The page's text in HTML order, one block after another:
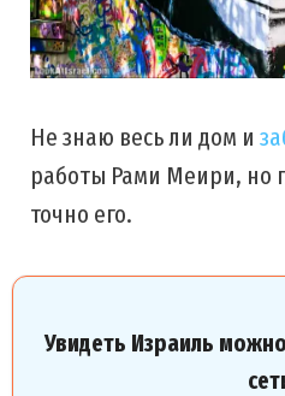
Не знаю весь ли дом и
работы Рами Меири, но
точно его.
Увидеть Израиль